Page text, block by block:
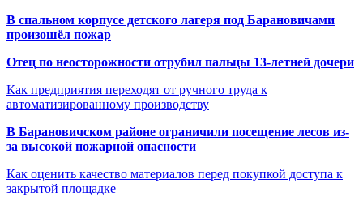
В спальном корпусе детского лагеря под Барановичами
произошёл пожар
Отец по неосторожности отрубил пальцы 13-летней дочери
Как предприятия переходят от ручного труда к
автоматизированному производству
В Барановичском районе ограничили посещение лесов из-
за высокой пожарной опасности
Как оценить качество материалов перед покупкой доступа к
закрытой площадке